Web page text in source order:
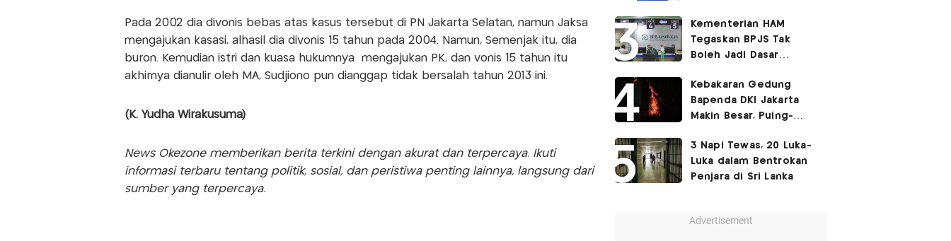
Pada 2002 dia divonis bebas atas kasus tersebut di PN Jakarta Selatan, namun Jaksa
mengajukan kasasi, alhasil dia divonis 15 tahun pada 2004. Namun, Semenjak itu, dia
buron. Kemudian istri dan kuasa hukumnya mengajukan PK, dan vonis 15 tahun itu
akhirnya dianulir oleh MA, Sudjiono pun dianggap tidak bersalah tahun 2013 ini.
(K. Yudha Wirakusuma)
News Okezone memberikan berita terkini dengan akurat dan terpercaya. Ikuti
informasi terbaru tentang politik, sosial, dan peristiwa penting lainnya, langsung dari
sumber yang terpercaya.
Kementerian HAM
Tegaskan BPJS Tak
Boleh Jadi Dasar
Layanan Kesehatan
Kebakaran Gedung
Bapenda DKI Jakarta
Makin Besar, Puing-
3 Napi Tewas, 20 Luka-
Luka dalam Bentrokan
Penjara di Sri Lanka
Advertisement